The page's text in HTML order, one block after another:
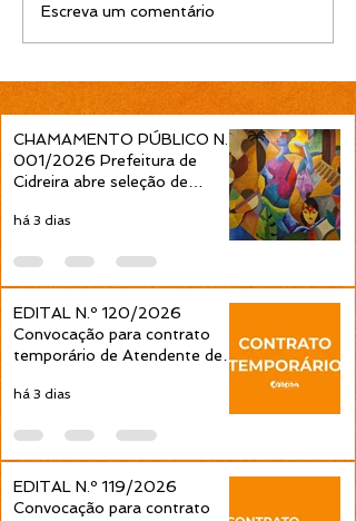
EDITAL N.º 119/2026
Convocação para
Professor Ensino
Séries é publicada pela
Prefeitura de Cidreira
Escreva um comentário
CHAMAMENTO PÚBLICO N.º
001/2026 Prefeitura de
Cidreira abre seleção de
projetos culturais pela Política
Nacional Aldir Blanc
há 3 dias
EDITAL N.º 120/2026
Convocação para contrato
temporário de Atendente de
pela Prefeitura de Cidreira
há 3 dias
EDITAL N.º 119/2026
Convocação para contrato